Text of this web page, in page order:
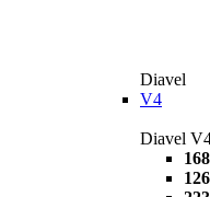
Diavel
V4
Diavel